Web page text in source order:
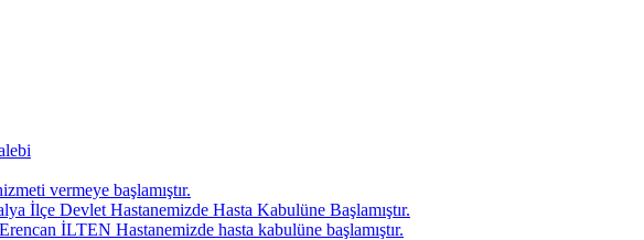
vermeye başlamıştır.
İlçe Devlet Hastanemizde Hasta Kabulüne Başlamıştır.
İLTEN Hastanemizde hasta kabulüne başlamıştır.